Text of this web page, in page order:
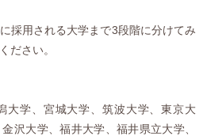
採用される大学まで3段階に分けてみ
ださい。
大学、宮城大学、筑波大学、東京大
沢大学、福井大学、福井県立大学、